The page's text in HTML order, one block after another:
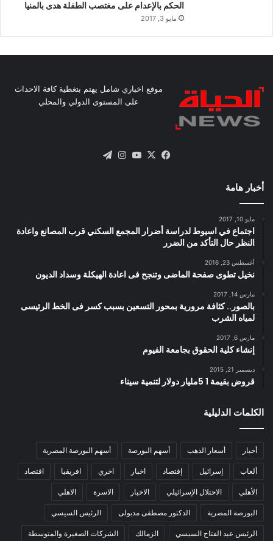
الحكم بالإعدام على مغتصب الطفلة هدى بالمنيا
مايو 3, 2017
موقع اخباري شامل يهتم بتغطية كافة الاحداث
على المستوى الدولي والمحلي
فيسبوك
X يوتيوبانستقرام
أخبار هامة
مايو 10, 2017
اجتماع في اسيوط لدراسة أضرار المجمع السكني قرب المصانع واعادة
النظر حال التأكد من الضرر
أغسطس 23, 2016
نخيل تطوى صفحة الماضى وتنجح فى اعادة الهيكلة وسداد الديون
مارس 14, 2017
بالصور.. كثافة مرورية بمحور التسعين بسبب كسر فى الخط الرئيسى
لمياه الشرب
مارس 6, 2017
إنشاء كلية الحقوق بجامعة الفيوم
ديسمبر 21, 2015
قروض بقيمة 1 5مليار دولار لتنمية سيناء
الكلمات الدليلية
أخبار أسعار الذهب أسهم البورصة أسهم البورصة المصرية
ألعاب إسرائيل إقتصاد اخبار اخري افريقيا اقتصاد
الأهلي الاحتلال الإسرائيلي الاخبار الاسرة الاهلي
البورصة المصرية الدكتور مصطفى مدبولى الرئيس السيسي
الرئيس عبد الفتاح السيسي الزمالك الشركات الصغيرة والمتوسطة